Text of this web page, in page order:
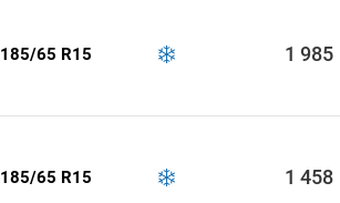
185/65 R15 1 985
185/65 R15 1 458